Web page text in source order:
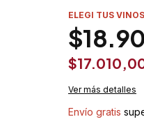
ELEGI TUS
Ver más detalles
Envío gratis